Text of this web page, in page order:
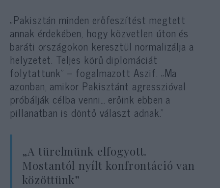
„Pakisztán minden erőfeszítést megtett
annak érdekében, hogy közvetlen úton és
baráti országokon keresztül normalizálja a
helyzetet. Teljes körű diplomáciát
folytattunk” – fogalmazott Aszif. „Ma
azonban, amikor Pakisztánt agresszióval
próbálják célba venni… erőink ebben a
pillanatban is döntő választ adnak.”
„A türelmünk elfogyott.
Mostantól nyílt konfrontáció van
közöttünk”